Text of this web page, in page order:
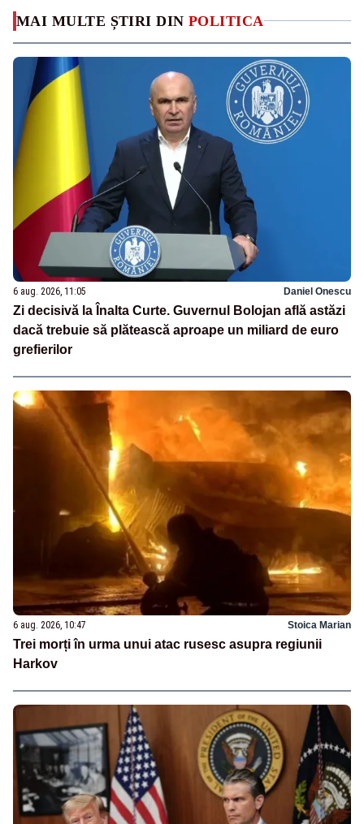
MAI MULTE ȘTIRI DIN POLITICA
6 aug. 2026, 11:05 Daniel Onescu
Zi decisivă la Înalta Curte. Guvernul Bolojan află astăzi
dacă trebuie să plătească aproape un miliard de euro
grefierilor
6 aug. 2026, 10:47 Stoica Marian
Trei morți în urma unui atac rusesc asupra regiunii
Harkov